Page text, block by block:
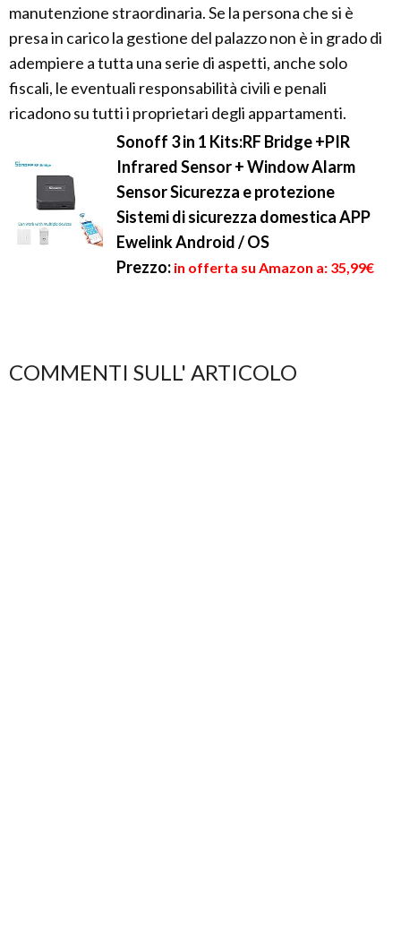
manutenzione straordinaria. Se la persona che si è
presa in carico la gestione del palazzo non è in grado di
adempiere a tutta una serie di aspetti, anche solo
fiscali, le eventuali responsabilità civili e penali
ricadono su tutti i proprietari degli appartamenti.
Sonoff 3 in 1 Kits:RF Bridge +PIR
Infrared Sensor + Window Alarm
Sensor Sicurezza e protezione
Sistemi di sicurezza domestica APP
Ewelink Android / OS
Prezzo: in offerta su Amazon a: 35,99€
COMMENTI SULL' ARTICOLO